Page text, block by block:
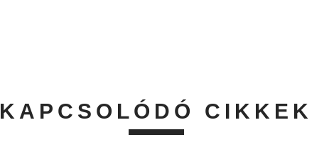
KAPCSOLÓDÓ CIKKEK